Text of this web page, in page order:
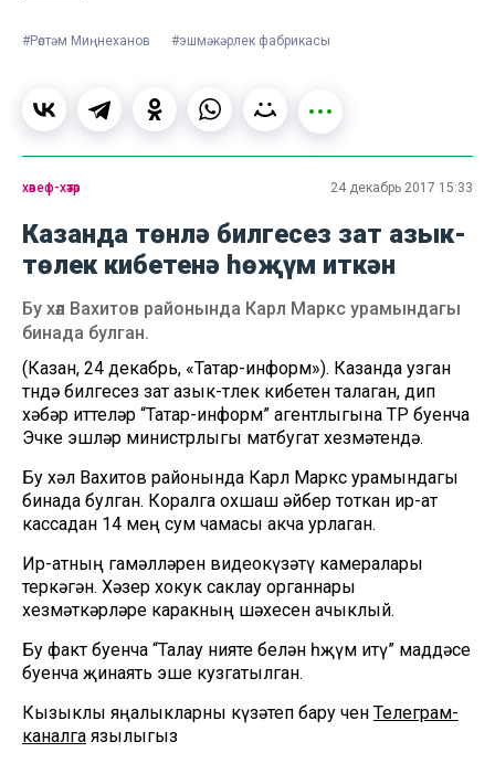
#Рөстәм Миңнеханов #эшмәкәрлек фабрикасы
хәвеф-хәтәр 24 декабрь 2017 15:33
Казанда төнлә билгесез зат азык-
төлек кибетенә һөҗүм иткән
Бу хәл Вахитов районында Карл Маркс урамындагы
бинада булган.
(Казан, 24 декабрь, «Татар-информ»). Казанда узган
төндә билгесез зат азык-төлек кибетен талаган, дип
хәбәр иттеләр “Татар-информ” агентлыгына ТР буенча
Эчке эшләр министрлыгы матбугат хезмәтендә.
Бу хәл Вахитов районында Карл Маркс урамындагы
бинада булган. Коралга охшаш әйбер тоткан ир-ат
кассадан 14 мең сум чамасы акча урлаган.
Ир-атның гамәлләрен видеокүзәтү камералары
теркәгән. Хәзер хокук саклау органнары
хезмәткәрләре каракның шәхесен ачыклый.
Бу факт буенча “Талау нияте белән һөҗүм итү” маддәсе
буенча җинаять эше кузгатылган.
Кызыклы яңалыкларны күзәтеп бару өчен Телеграм-
каналга язылыгыз